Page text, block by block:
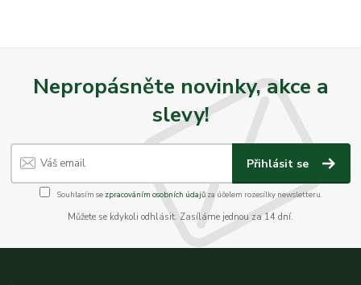
Nepropásněte novinky, akce a
slevy!
Přihlásit se
Souhlasím se zpracováním osobních údajůza účelem rozesílky newsletteru.
Můžete se kdykoli odhlásit. Zasíláme jednou za 14 dní.